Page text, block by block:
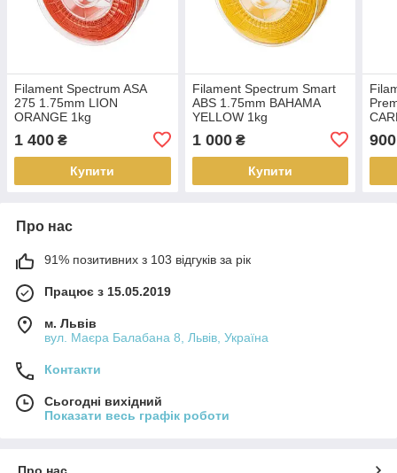
Filament Spectrum ASA
275 1.75mm LION
ORANGE 1kg
1 400 ₴
Купити
Filament Spectrum Smart
ABS 1.75mm BAHAMA
YELLOW 1kg
1 000₴
Купити
900
Про нас
91% позитивних з 103 відгуків за рік
Працює з 15.05.2019
м. Львів
вул. Маєра Балабана 8, Львів, Україна
Контакти
Сьогодні вихідний
Показати весь графік роботи